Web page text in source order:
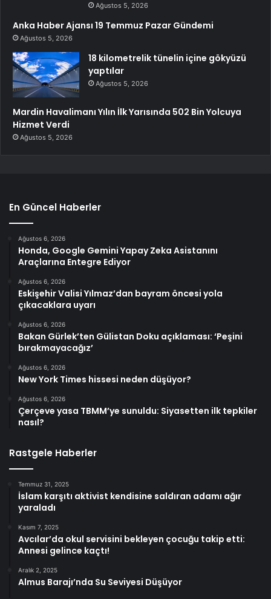
Ağustos 5, 2026
Anka Haber Ajansı 19 Temmuz Pazar Gündemi
Ağustos 5, 2026
18 kilometrelik tünelin içine gökyüzü
yaptılar
Ağustos 5, 2026
Mardin Havalimanı Yılın İlk Yarısında 502 Bin Yolcuya
Hizmet Verdi
Ağustos 5, 2026
En Güncel Haberler
Ağustos 6, 2026
Honda, Google Gemini Yapay Zeka Asistanını
Araçlarına Entegre Ediyor
Ağustos 6, 2026
Eskişehir Valisi Yılmaz’dan bayram öncesi yola
çıkacaklara uyarı
Ağustos 6, 2026
Bakan Gürlek’ten Gülistan Doku açıklaması: ‘Peşini
bırakmayacağız’
Ağustos 6, 2026
New York Times hissesi neden düşüyor?
Ağustos 6, 2026
Çerçeve yasa TBMM’ye sunuldu: Siyasetten ilk tepkiler
nasıl?
Rastgele Haberler
Temmuz 31, 2025
İslam karşıtı aktivist kendisine saldıran adamı ağır
yaraladı
Kasım 7, 2025
Avcılar’da okul servisini bekleyen çocuğu takip etti:
Annesi gelince kaçtı!
Aralık 2, 2025
Almus Barajı’nda Su Seviyesi Düşüyor